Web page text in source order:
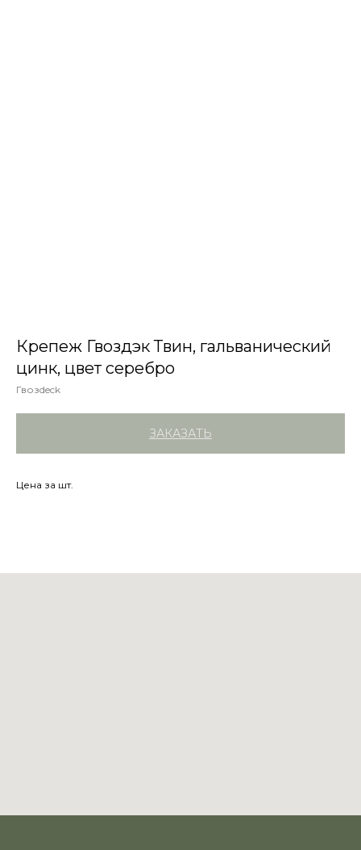
Крепеж Гвоздэк Твин, гальванический
цинк, цвет серебро
Гвозdeck
ЗАКАЗАТЬ
Цена за шт.